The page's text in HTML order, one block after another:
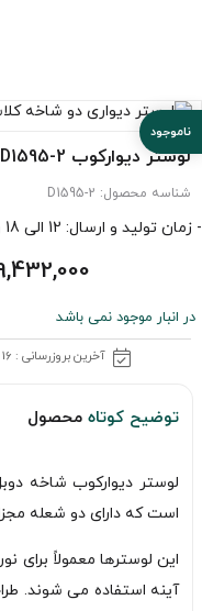
لوستر دیوارکوب D1595-2 لوسترسازان
شناسه محصول: D1595-2
- زمان تولید و ارسال: 12 الی 18 روزکاری
در انبار موجود نمی باشد
آخرین بروزرسانی : 16 فروردین, 1405
توضیح کوتاه محصول
لوستر دیوارکوب شاخه
است که دارای دو شعله
این لوسترها معمولاً برای
آینه استفاده می شوند.